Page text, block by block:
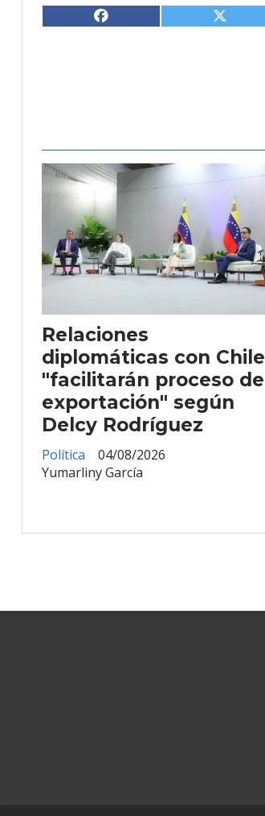
Relaciones
diplomáticas con Chile
"facilitarán proceso de
exportación" según
Delcy Rodríguez
Yumarliny García
Política 04/08/2026